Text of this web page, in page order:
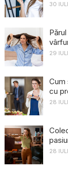
30
29
Cum
cu
28
28